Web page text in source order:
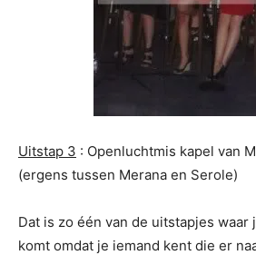
Uitstap 3 : Openluchtmis kapel van
(ergens tussen Merana en Serole)
Dat is zo één van de uitstapjes waar
komt omdat je iemand kent die er